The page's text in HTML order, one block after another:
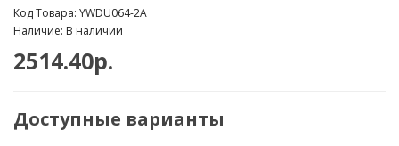
Код Товара: YWDU064-2A
Наличие: В наличии
2514.40р.
Доступные варианты